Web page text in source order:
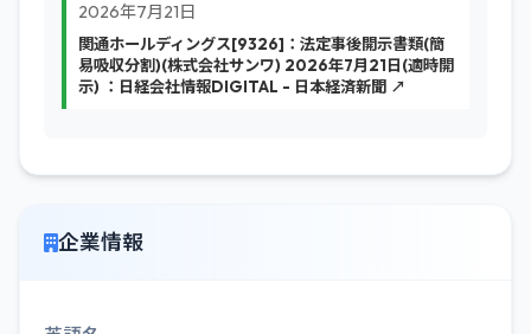
2026年7月21日
関通ホールディングス[9326]：法定事後開示書類(簡
易吸収分割)(株式会社サンワ) 2026年7月21日(適時開
示) ：日経会社情報DIGITAL - 日本経済新聞 ↗
企業情報